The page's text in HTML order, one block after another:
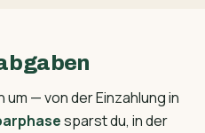
— von der Einzahlung in
sparst du, in der